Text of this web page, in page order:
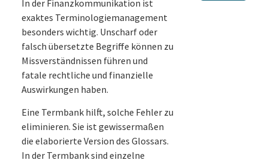
In der Finanzkommunikation ist
exaktes Terminologiemanagement
besonders wichtig. Unscharf oder
falsch übersetzte Begriffe können zu
Missverständnissen führen und
fatale rechtliche und finanzielle
Auswirkungen haben.
Eine Termbank hilft, solche Fehler zu
eliminieren. Sie ist gewissermaßen
die elaborierte Version des Glossars.
In der Termbank sind einzelne